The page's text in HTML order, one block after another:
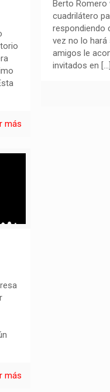
más
Berto Romero
cuadrilátero
respondiendo
vez no lo
amigos le
invitados en […]
más